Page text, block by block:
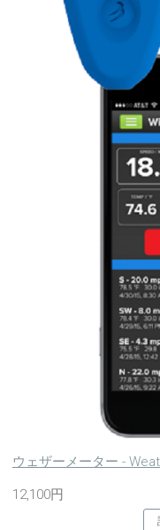
ウェザーメーター -
12,100円